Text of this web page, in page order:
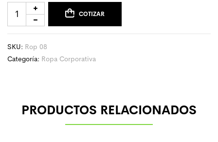
COTIZAR
SKU: Rop 08
Categoría: Ropa Corporativa
PRODUCTOS RELACIONADOS